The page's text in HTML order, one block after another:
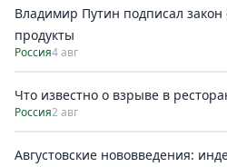
Владимир Путин подписал
продукты
Россия4 авг
Что известно о взрыве в
Россия2 авг
Августовские нововведения: